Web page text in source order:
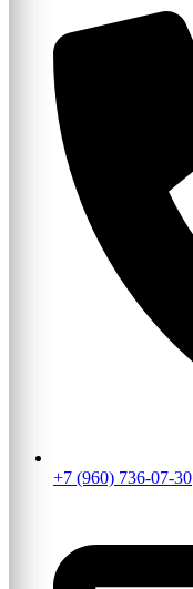
+7 (960) 736-07-30